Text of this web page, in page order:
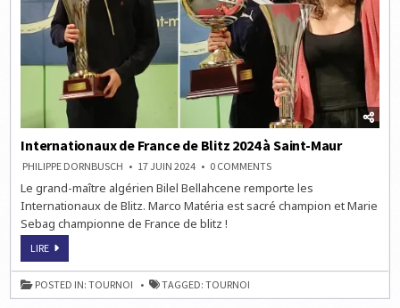
Internationaux de France de Blitz 2024 à Saint-Maur
PHILIPPE DORNBUSCH 17 JUIN 2024 0 COMMENTSON
DE
DE
Le grand-maître algérien Bilel Bellahcene remporte les
Internationaux de Blitz. Marco Matéria est sacré champion et Marie
Sebag championne de France de blitz !
LIREINTERNATIONAUX
FRANCE
DE
BLITZ
2024
POSTED IN:TOURNOI TAGGED:TOURNOI